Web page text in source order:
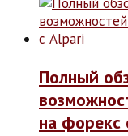
Полный
на форекс